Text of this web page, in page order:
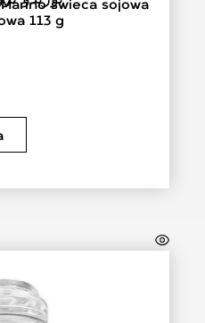
świeca sojowa
113 g